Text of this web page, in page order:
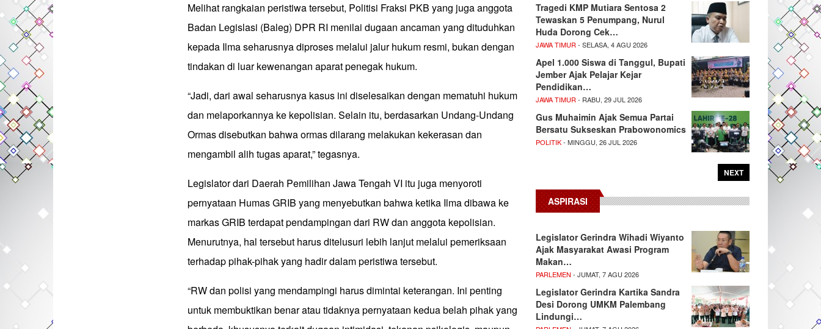
Melihat rangkaian peristiwa tersebut, Politisi Fraksi PKB yang juga anggota
Badan Legislasi (Baleg) DPR RI menilai dugaan ancaman yang dituduhkan
kepada Ilma seharusnya diproses melalui jalur hukum resmi, bukan dengan
tindakan di luar kewenangan aparat penegak hukum.
“Jadi, dari awal seharusnya kasus ini diselesaikan dengan mematuhi hukum
dan melaporkannya ke kepolisian. Selain itu, berdasarkan Undang-Undang
Ormas disebutkan bahwa ormas dilarang melakukan kekerasan dan
mengambil alih tugas aparat,” tegasnya.
Legislator dari Daerah Pemilihan Jawa Tengah VI itu juga menyoroti
pernyataan Humas GRIB yang menyebutkan bahwa ketika Ilma dibawa ke
markas GRIB terdapat pendampingan dari RW dan anggota kepolisian.
Menurutnya, hal tersebut harus ditelusuri lebih lanjut melalui pemeriksaan
terhadap pihak-pihak yang hadir dalam peristiwa tersebut.
“RW dan polisi yang mendampingi harus dimintai keterangan. Ini penting
untuk membuktikan benar atau tidaknya pernyataan kedua belah pihak yang
Tragedi KMP Mutiara Sentosa 2
Tewaskan 5 Penumpang, Nurul
Huda Dorong Cek…
JAWA TIMUR - SELASA, 4 AGU 2026
Apel 1.000 Siswa di Tanggul, Bupati
Jember Ajak Pelajar Kejar
Pendidikan…
JAWA TIMUR - RABU, 29 JUL 2026
Gus Muhaimin Ajak Semua Partai
Bersatu Sukseskan Prabowonomics
POLITIK- MINGGU, 26 JUL 2026
NEXT
ASPIRASI
Legislator Gerindra Wihadi Wiyanto
Ajak Masyarakat Awasi Program
Makan…
PARLEMEN - JUMAT, 7 AGU 2026
Legislator Gerindra Kartika Sandra
Desi Dorong UMKM Palembang
Lindungi…